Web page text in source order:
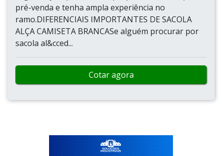
pré-venda e tenha ampla experiência no
ramo.DIFERENCIAIS IMPORTANTES DE SACOLA
ALÇA CAMISETA BRANCASe alguém procurar por
sacola al&cced...
Cotar agora